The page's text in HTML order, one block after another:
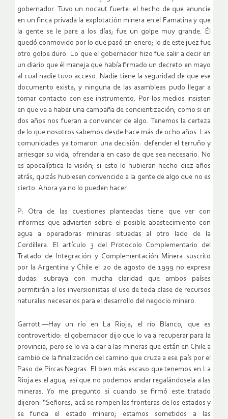
gobernador. Tuvo un nocaut fuerte: el hecho de que anuncie
en un finca privada la explotación minera en el Famatina y que
la gente se le pare a los días; fue un golpe muy grande. Él
quedó conmovido por lo que pasó en enero; lo de este juez fue
otro golpe duro. Lo que el gobernador hizo fue salir a decir en
un diario que él maneja que había firmado un decreto en mayo
al cual nadie tuvo acceso. Nadie tiene la seguridad de que ese
documento exista, y ninguna de las asambleas pudo llegar a
tomar contacto con ese instrumento. Por los medios insisten
en que va a haber una campaña de concientización, como si en
dos años nos fueran a convencer de algo. Tenemos la certeza
de lo que nosotros sabemos desde hace más de ocho años. Las
comunidades ya tomaron una decisión: defender el terruño y
arriesgar su vida, ofrendarla en caso de que sea necesario. No
es apocalíptica la visión; si esto lo hubieran hecho diez años
atrás, quizás hubiesen convencido a la gente de algo que no es
cierto. Ahora ya no lo pueden hacer.
P: Otra de las cuestiones planteadas tiene que ver con
informes que advierten sobre el posible abastecimiento con
agua a operadoras mineras situadas al otro lado de la
Cordillera. El artículo 3 del Protocolo Complementario del
Tratado de Integración y Complementación Minera suscrito
por la Argentina y Chile el 20 de agosto de 1999 no expresa
dudas: subraya con mucha claridad que ambos países
permitirán a los inversionistas el uso de toda clase de recursos
naturales necesarios para el desarrollo del negocio minero.
Garrott.—Hay un río en La Rioja, el río Blanco, que es
controvertido: el gobernador dijo que lo va a recuperar para la
provincia, pero se lo va a dar a las mineras que están en Chile a
cambio de la finalización del camino que cruza a ese país por el
Paso de Pircas Negras. El bien más escaso que tenemos en La
Rioja es el agua, así que no podemos andar regalándosela a las
mineras. Yo me pregunto si cuando se firmó este tratado
dijeron: “Señores, acá se rompen las fronteras de los estados y
se funda el estado minero; estamos sometidos a las